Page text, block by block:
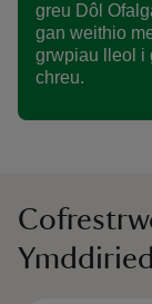
greu Dôl
gan weithio
grwpiau lleol i
chreu.